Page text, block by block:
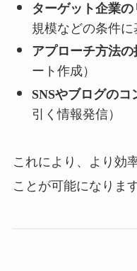
ターゲット企業
規模などの条件に
アプローチ方法の
ート作成）
SNSやブログのコ
引く情報発信）
これにより、より効
ことが可能になります